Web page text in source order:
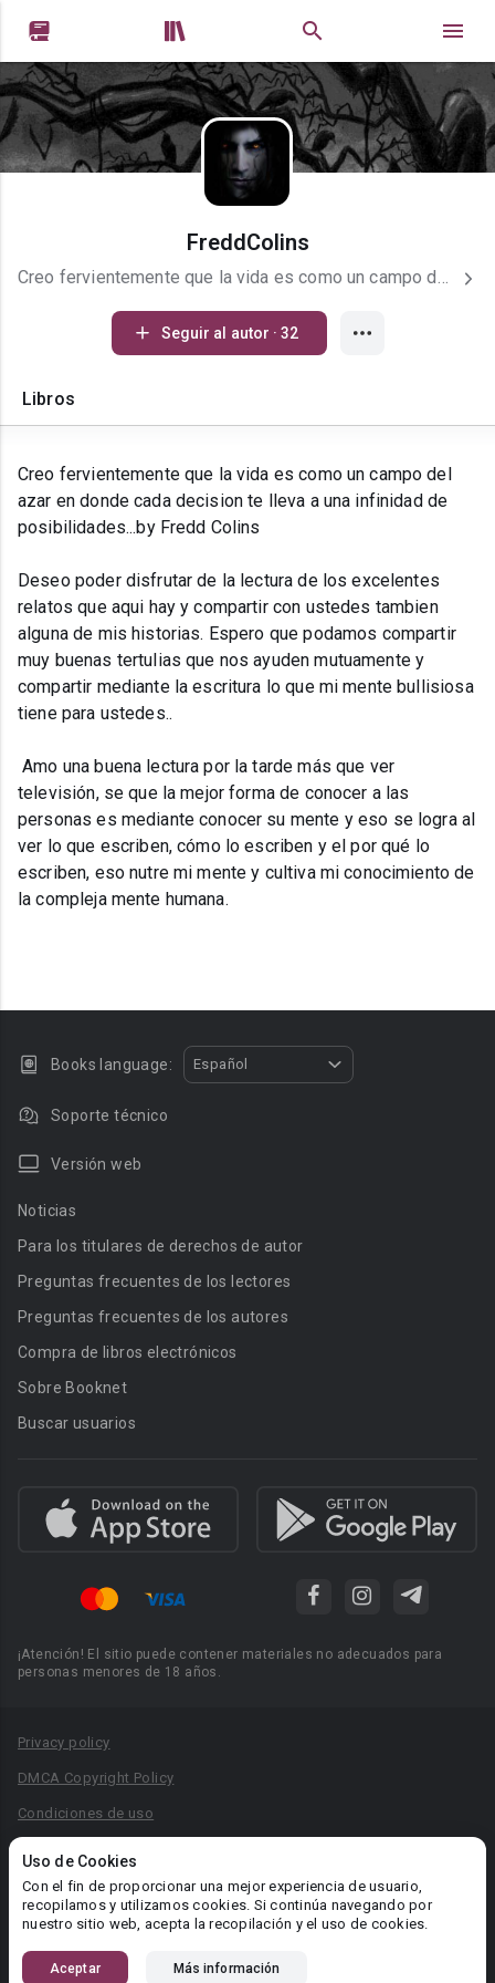
 
FreddColins
Creo fervientemente que la vida es como un campo del azar en donde cada decision te lleva a una infinidad de posibilidades...by Fredd Colins Deseo poder disfrutar de la lectura de los excelentes relatos que aqui hay y compartir con ustedes tambien alguna de mis historias. Espero que podamos compartir muy buenas tertulias que nos ayuden mutuamente y compartir mediante la escritura lo que mi mente bullisiosa tiene para ustedes.. Amo una buena lectura por la tarde más que ver televisión, se que la mejor forma de conocer a las personas es mediante conocer su mente y eso se logra al ver lo que escriben, cómo lo escriben y el por qué lo escriben, eso nutre mi mente y cultiva mi conocimiento de la compleja mente humana.
Seguir al autor · 32
Libros
Creo fervientemente que la vida es como un campo del
azar en donde cada decision te lleva a una infinidad de
posibilidades...by Fredd Colins
Deseo poder disfrutar de la lectura de los excelentes
relatos que aqui hay y compartir con ustedes tambien
alguna de mis historias. Espero que podamos compartir
muy buenas tertulias que nos ayuden mutuamente y
compartir mediante la escritura lo que mi mente bullisiosa
tiene para ustedes..
Amo una buena lectura por la tarde más que ver
televisión, se que la mejor forma de conocer a las
personas es mediante conocer su mente y eso se logra al
ver lo que escriben, cómo lo escriben y el por qué lo
escriben, eso nutre mi mente y cultiva mi conocimiento de
la compleja mente humana.
Uso de Cookies
Con el fin de proporcionar una mejor experiencia de usuario,
recopilamos y utilizamos cookies. Si continúa navegando por
nuestro sitio web, acepta la recopilación y el uso de cookies.
Aceptar Más información
Books language: Español
Soporte técnico
Versión web
Noticias
Para los titulares de derechos de autor
Preguntas frecuentes de los lectores
Preguntas frecuentes de los autores
Compra de libros electrónicos
Sobre Booknet
Buscar usuarios
¡Atención! El sitio puede contener materiales no adecuados para
personas menores de 18 años.
Privacy policy
DMCA Copyright Policy
Condiciones de uso
Reglas para la publicación de libros
Área RR.PP.: pr@booknet.com
© 2026 Booknet. Todos los derechos reservados.